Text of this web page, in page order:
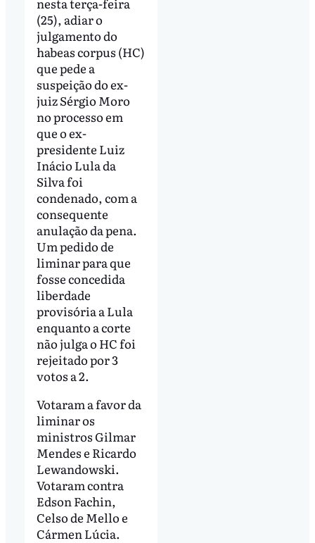
(25), adiar o
julgamento do
habeas corpus (HC)
que pede a
suspeição do ex-
juiz Sérgio Moro
no processo em
que o ex-
presidente Luiz
Inácio Lula da
Silva foi
condenado, com a
consequente
anulação da pena.
Um pedido de
liminar para que
fosse concedida
liberdade
provisória a Lula
enquanto a corte
não julga o HC foi
rejeitado por 3
votos a 2.
Votaram a favor da
liminar os
ministros Gilmar
Mendes e Ricardo
Lewandowski.
Votaram contra
Edson Fachin,
Celso de Mello e
Cármen Lúcia.